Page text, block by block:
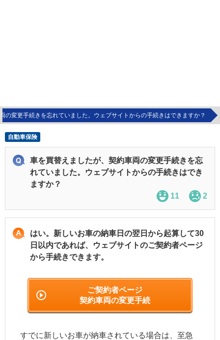
の変更手続きを忘れていました。ウェブサイトからの手続きはできますか？
自動車保険
車を買替えましたが、契約車両の変更手続きを忘
れていました。ウェブサイトからの手続きはでき
ますか？
11
2
はい。新しいお車の納車日の翌日から起算して30
日以内であれば、ウェブサイトのご契約者ページ
から手続きできます。
ご契約者ページ
契約車両の変更手続
すでに新しいお車が納車されている場合は、至急